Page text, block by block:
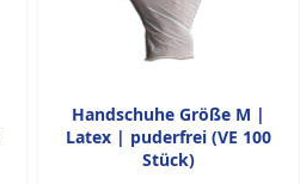
Handschuhe Größe M |
Latex | puderfrei (VE 100
Stück)